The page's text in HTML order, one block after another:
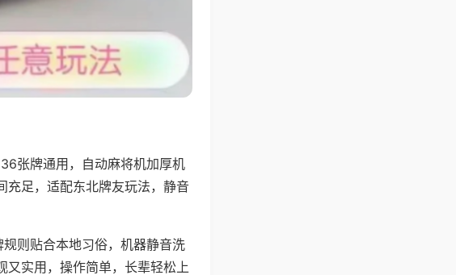
张牌通用，自动麻将机加厚机
充足，适配东北牌友玩法，静音
则贴合本地习俗，机器静音洗
又实用，操作简单，长辈轻松上